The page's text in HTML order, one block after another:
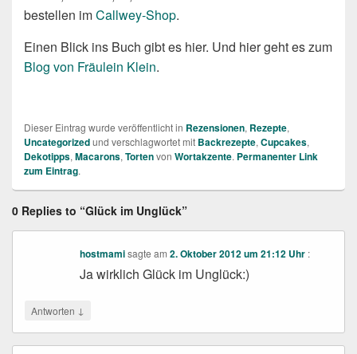
bestellen imCallwey-Shop.
Einen Blick ins Buch gibt es hier. Und hier geht es zum
Blog von Fräulein Klein.
Dieser Eintrag wurde veröffentlicht in Rezensionen, Rezepte,
Uncategorizedund verschlagwortet mit Backrezepte, Cupcakes,
Dekotipps, Macarons, Tortenvon Wortakzente. Permanenter Link
zum Eintrag.
0 Replies to “Glück im Unglück”
hostmamisagte am2. Oktober 2012 um 21:12 Uhr :
Ja wirklich Glück im Unglück:)
Antworten ↓